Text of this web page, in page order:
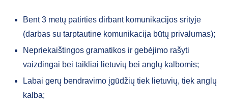
Bent 3 metų patirties dirbant komunikacijos srityje
(darbas su tarptautine komunikacija būtų privalumas);
Nepriekaištingos gramatikos ir gebėjimo rašyti
vaizdingai bei taikliai lietuvių bei anglų kalbomis;
Labai gerų bendravimo įgūdžių tiek lietuvių, tiek anglų
kalba;